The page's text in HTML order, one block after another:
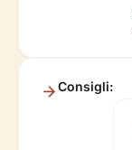
Consigli: